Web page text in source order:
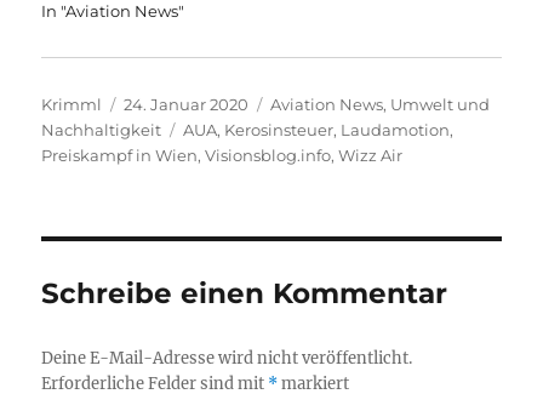
In "Aviation News"
Autor
Krimml
Veröffentlicht
am
24. Januar 2020 Kategorien
Aviation News, Umwelt und
Nachhaltigkeit
Schlagwörter
AUA, Kerosinsteuer, Laudamotion,
Preiskampf in Wien,Visionsblog.info,Wizz Air
Schreibe einen Kommentar
Deine E-Mail-Adresse wird nicht veröffentlicht.
Erforderliche Felder sind mit *markiert